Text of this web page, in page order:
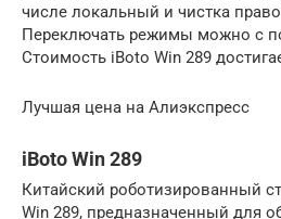
числе локальный и чистка
Переключать режимы можно с
Стоимость iBoto Win 289
Лучшая цена на Алиэкспресс
iBoto Win 289
Китайский роботизированный
Win 289, предназначенный для